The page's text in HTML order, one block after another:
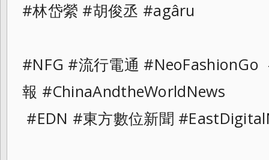
#林岱縈 #胡俊丞 #agâru
#NFG #流行電通 #NeoFashionGo
報 #ChinaAndtheWorldNews
#EDN #東方數位新聞